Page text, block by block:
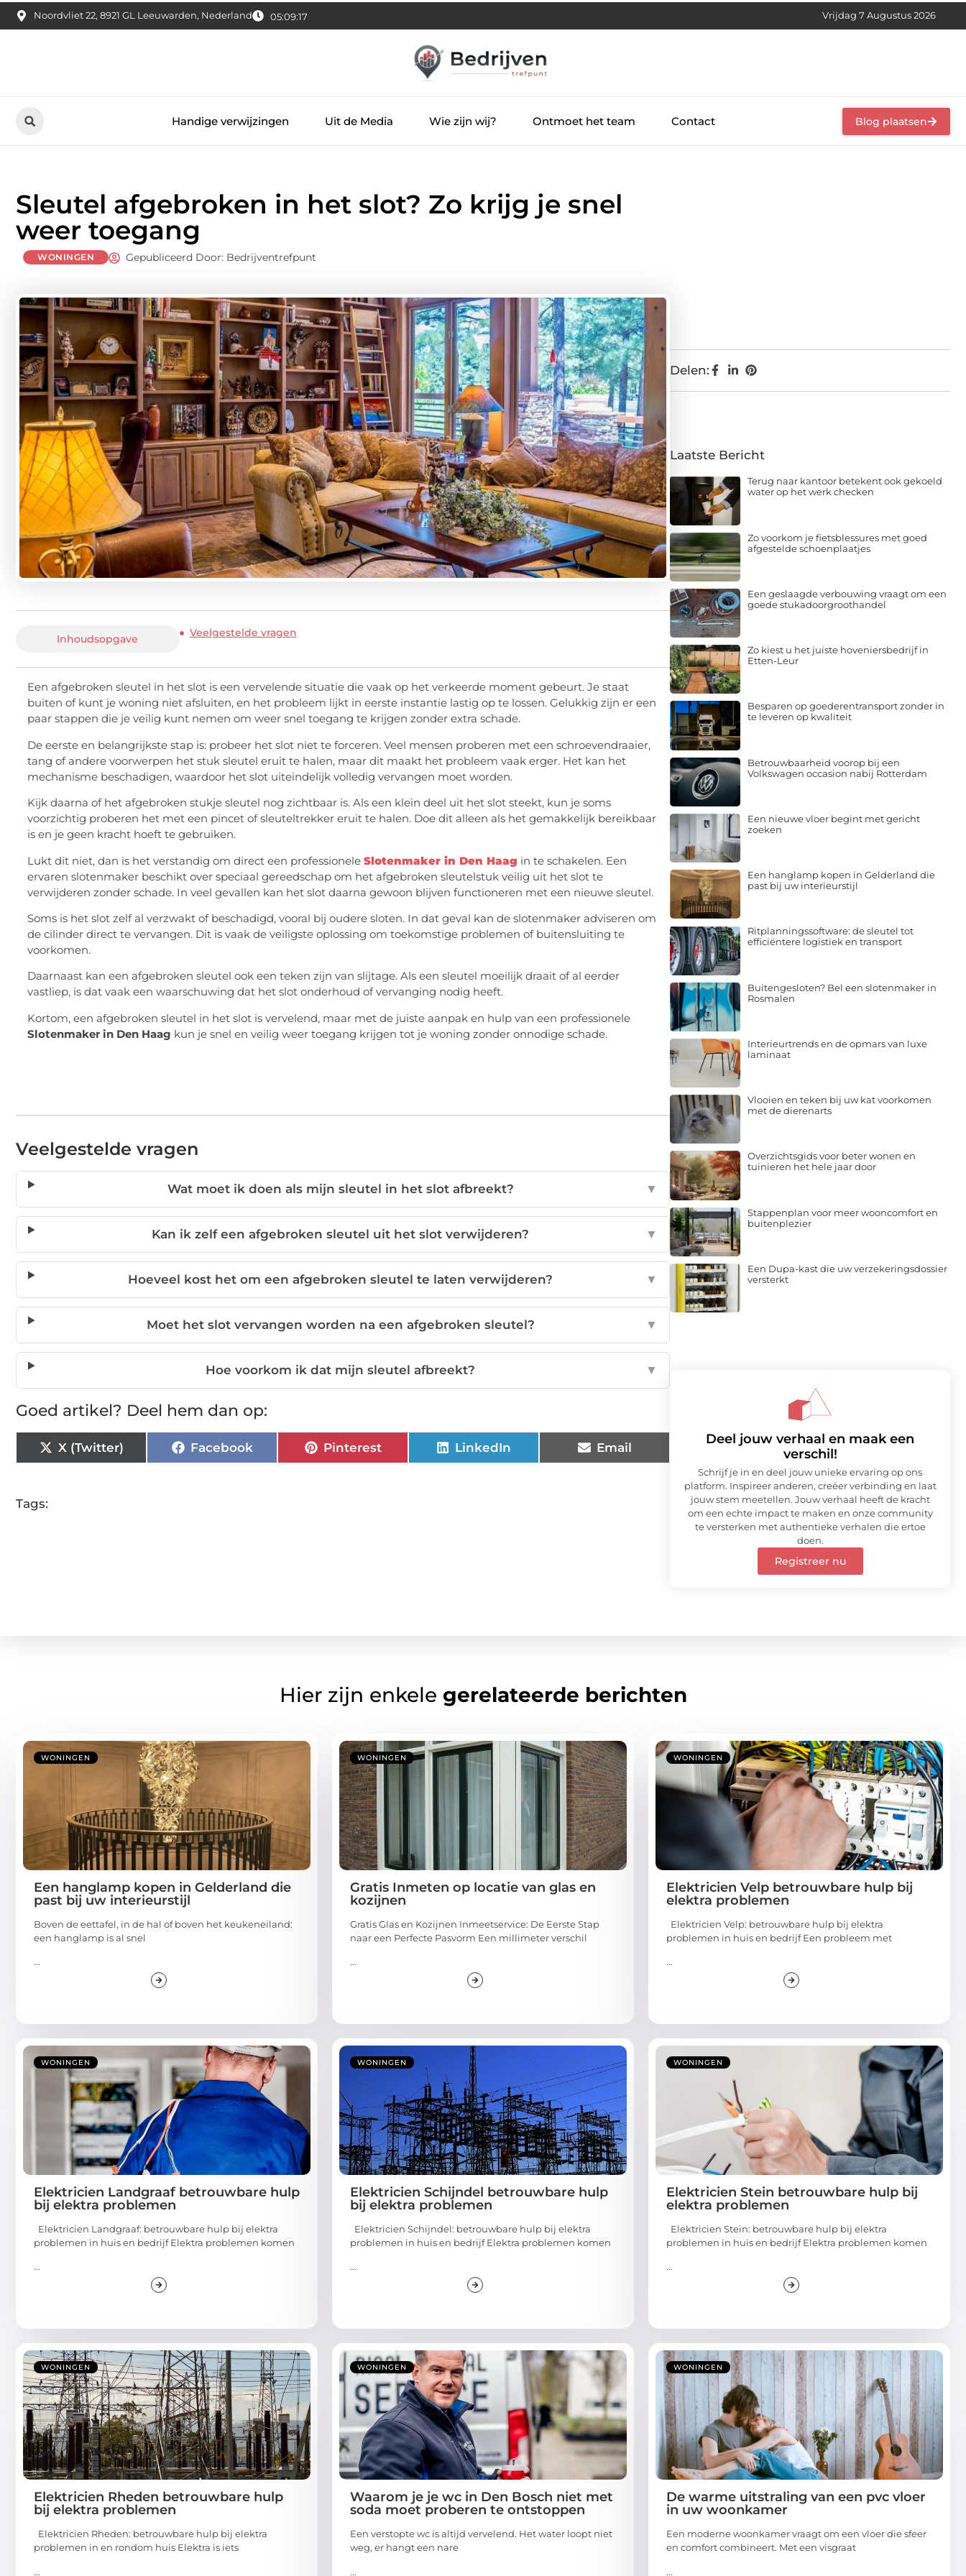
Noordvliet 22, 8921 GL Leeuwarden, Nederland 05:09:18 Vrijdag 7 Augustus 2026
Handige verwijzingen Uit de Media Wie zijn wij? Ontmoet het team Contact Blog plaatsen
Sleutel afgebroken in het slot? Zo krijg je snel
weer toegang
WONINGEN Gepubliceerd Door: Bedrijventrefpunt
Inhoudsopgave Veelgestelde vragen
Een afgebroken sleutel in het slot is een vervelende situatie die vaak op het verkeerde moment gebeurt. Je staat
buiten of kunt je woning niet afsluiten, en het probleem lijkt in eerste instantie lastig op te lossen. Gelukkig zijn er een
paar stappen die je veilig kunt nemen om weer snel toegang te krijgen zonder extra schade.
De eerste en belangrijkste stap is: probeer het slot niet te forceren. Veel mensen proberen met een schroevendraaier,
tang of andere voorwerpen het stuk sleutel eruit te halen, maar dit maakt het probleem vaak erger. Het kan het
mechanisme beschadigen, waardoor het slot uiteindelijk volledig vervangen moet worden.
Kijk daarna of het afgebroken stukje sleutel nog zichtbaar is. Als een klein deel uit het slot steekt, kun je soms
voorzichtig proberen het met een pincet of sleuteltrekker eruit te halen. Doe dit alleen als het gemakkelijk bereikbaar
is en je geen kracht hoeft te gebruiken.
Lukt dit niet, dan is het verstandig om direct een professionele Slotenmaker in Den Haag in te schakelen. Een
ervaren slotenmaker beschikt over speciaal gereedschap om het afgebroken sleutelstuk veilig uit het slot te
verwijderen zonder schade. In veel gevallen kan het slot daarna gewoon blijven functioneren met een nieuwe sleutel.
Soms is het slot zelf al verzwakt of beschadigd, vooral bij oudere sloten. In dat geval kan de slotenmaker adviseren om
de cilinder direct te vervangen. Dit is vaak de veiligste oplossing om toekomstige problemen of buitensluiting te
voorkomen.
Daarnaast kan een afgebroken sleutel ook een teken zijn van slijtage. Als een sleutel moeilijk draait of al eerder
vastliep, is dat vaak een waarschuwing dat het slot onderhoud of vervanging nodig heeft.
Kortom, een afgebroken sleutel in het slot is vervelend, maar met de juiste aanpak en hulp van een professionele
Slotenmaker in Den Haag kun je snel en veilig weer toegang krijgen tot je woning zonder onnodige schade.
Veelgestelde vragen
Wat moet ik doen als mijn sleutel in het slot afbreekt? ▼
Kan ik zelf een afgebroken sleutel uit het slot verwijderen? ▼
Hoeveel kost het om een afgebroken sleutel te laten verwijderen? ▼
Moet het slot vervangen worden na een afgebroken sleutel? ▼
Hoe voorkom ik dat mijn sleutel afbreekt? ▼
Goed artikel? Deel hem dan op:
X (Twitter) Facebook Pinterest LinkedIn Email
Tags:
Delen:
Laatste Bericht
Terug naar kantoor betekent ook gekoeld
water op het werk checken
Zo voorkom je fietsblessures met goed
afgestelde schoenplaatjes
Een geslaagde verbouwing vraagt om een
goede stukadoorgroothandel
Zo kiest u het juiste hoveniersbedrijf in
Etten-Leur
Besparen op goederentransport zonder in
te leveren op kwaliteit
Betrouwbaarheid voorop bij een
Volkswagen occasion nabij Rotterdam
Een nieuwe vloer begint met gericht
zoeken
Een hanglamp kopen in Gelderland die
past bij uw interieurstijl
Ritplanningssoftware: de sleutel tot
efficiëntere logistiek en transport
Buitengesloten? Bel een slotenmaker in
Rosmalen
Interieurtrends en de opmars van luxe
laminaat
Vlooien en teken bij uw kat voorkomen
met de dierenarts
Overzichtsgids voor beter wonen en
tuinieren het hele jaar door
Stappenplan voor meer wooncomfort en
buitenplezier
Een Dupa-kast die uw verzekeringsdossier
versterkt
Deel jouw verhaal en maak een
verschil!
Schrijf je in en deel jouw unieke ervaring op ons
platform. Inspireer anderen, creëer verbinding en laat
jouw stem meetellen. Jouw verhaal heeft de kracht
om een echte impact te maken en onze community
te versterken met authentieke verhalen die ertoe
doen.
Registreer nu
Hier zijn enkele gerelateerde berichten
WONINGEN
Een hanglamp kopen in Gelderland die
past bij uw interieurstijl
Boven de eettafel, in de hal of boven het keukeneiland:
een hanglamp is al snel
...
WONINGEN
Gratis Inmeten op locatie van glas en
kozijnen
Gratis Glas en Kozijnen Inmeetservice: De Eerste Stap
naar een Perfecte Pasvorm Een millimeter verschil
...
WONINGEN
Elektricien Velp betrouwbare hulp bij
elektra problemen
Elektricien Velp: betrouwbare hulp bij elektra
problemen in huis en bedrijf Een probleem met
...
WONINGEN
Elektricien Landgraaf betrouwbare hulp
bij elektra problemen
Elektricien Landgraaf: betrouwbare hulp bij elektra
problemen in huis en bedrijf Elektra problemen komen
...
WONINGEN
Elektricien Schijndel betrouwbare hulp
bij elektra problemen
Elektricien Schijndel: betrouwbare hulp bij elektra
problemen in huis en bedrijf Elektra problemen komen
...
WONINGEN
Elektricien Stein betrouwbare hulp bij
elektra problemen
Elektricien Stein: betrouwbare hulp bij elektra
problemen in huis en bedrijf Elektra problemen komen
...
WONINGEN
Elektricien Rheden betrouwbare hulp
bij elektra problemen
Elektricien Rheden: betrouwbare hulp bij elektra
problemen in en rondom huis Elektra is iets
...
WONINGEN
Waarom je je wc in Den Bosch niet met
soda moet proberen te ontstoppen
Een verstopte wc is altijd vervelend. Het water loopt niet
weg, er hangt een nare
...
WONINGEN
De warme uitstraling van een pvc vloer
in uw woonkamer
Een moderne woonkamer vraagt om een vloer die sfeer
en comfort combineert. Met een visgraat
...